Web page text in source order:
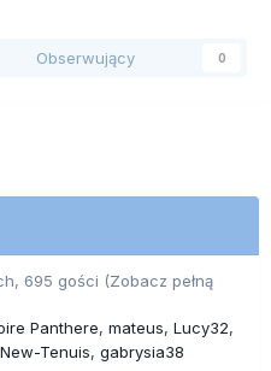
Obserwujący 0
695 gości (Zobacz pełną
Panthere mateus Lucy32
New-Tenuis gabrysia38